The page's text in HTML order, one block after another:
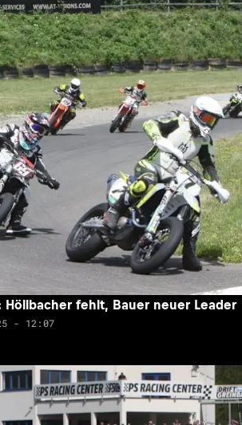
Höllbacher fehlt, Bauer neuer Leader
- 12:07